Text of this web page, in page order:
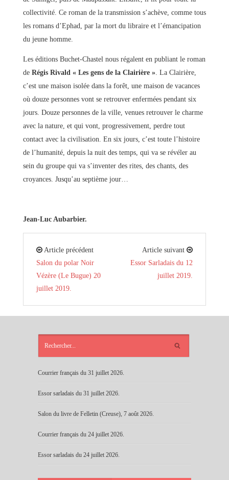
collectivité. Ce roman de la transmission s’achève, comme tous
les romans d’Ephad, par la mort du libraire et l’émancipation
du jeune homme.
Les éditions Buchet-Chastel nous régalent en publiant le roman
de Régis Rivald « Les gens de la Clairière ». La Clairière,
c’est une maison isolée dans la forêt, une maison de vacances
où douze personnes vont se retrouver enfermées pendant six
jours. Douze personnes de la ville, venues retrouver le charme
avec la nature, et qui vont, progressivement, perdre tout
contact avec la civilisation. En six jours, c’est toute l’histoire
de l’humanité, depuis la nuit des temps, qui va se révéler au
sein du groupe qui va s’inventer des rites, des chants, des
croyances. Jusqu’au septième jour…
Jean-Luc Aubarbier.
Article précédent
Salon du polar Noir
Vézère (Le Bugue) 20
juillet 2019.
Article suivant
Essor Sarladais du 12
juillet 2019.
Courrier français du 31 juillet 2026.
Essor sarladais du 31 juillet 2026.
Salon du livre de Felletin (Creuse), 7 août 2026.
Courrier français du 24 juillet 2026.
Essor sarladais du 24 juillet 2026.